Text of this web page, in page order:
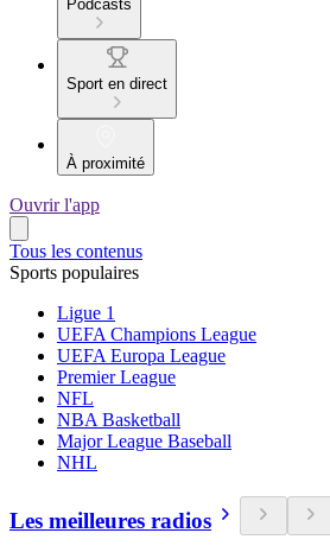
Podcasts
Sport en direct
À proximité
Ouvrir l'app
Tous les contenus
Sports populaires
Ligue 1
UEFA Champions League
UEFA Europa League
Premier League
NFL
NBA Basketball
Major League Baseball
NHL
Les meilleures radios